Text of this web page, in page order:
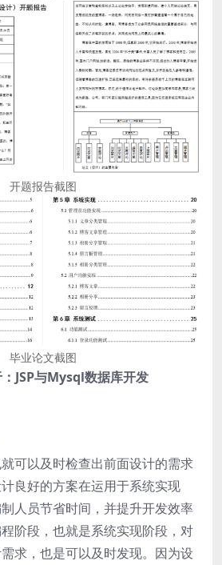
开题报告截图
毕业论文截图
JSP与Mysql数据库开发
可以及时检查出前面设计的需求
良好的方案在运用于系统实现
人员节省时间，并提升开发效率
阶段，也就是系统实现阶段，对
求，也是可以及时发现。因为设